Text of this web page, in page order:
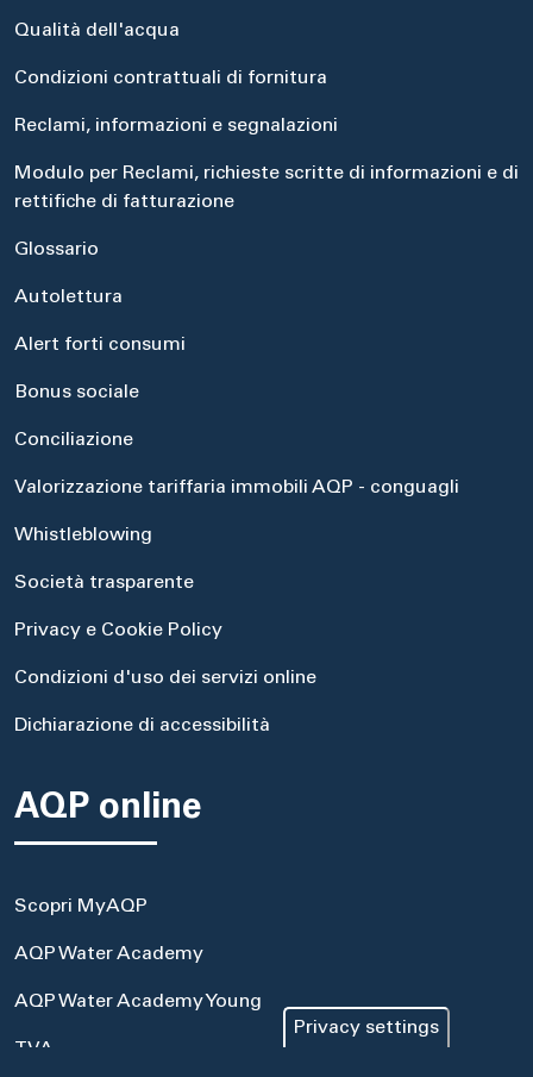
Qualità dell'acqua
Condizioni contrattuali di fornitura
Reclami, informazioni e segnalazioni
Modulo per Reclami, richieste scritte di informazioni e di
rettifiche di fatturazione
Glossario
Autolettura
Alert forti consumi
Bonus sociale
Conciliazione
Valorizzazione tariffaria immobili AQP - conguagli
Whistleblowing
Società trasparente
Privacy e Cookie Policy
Condizioni d'uso dei servizi online
Dichiarazione di accessibilità
AQP online
Scopri MyAQP
AQP Water Academy
AQP Water Academy Young
TVA
Privacy settings